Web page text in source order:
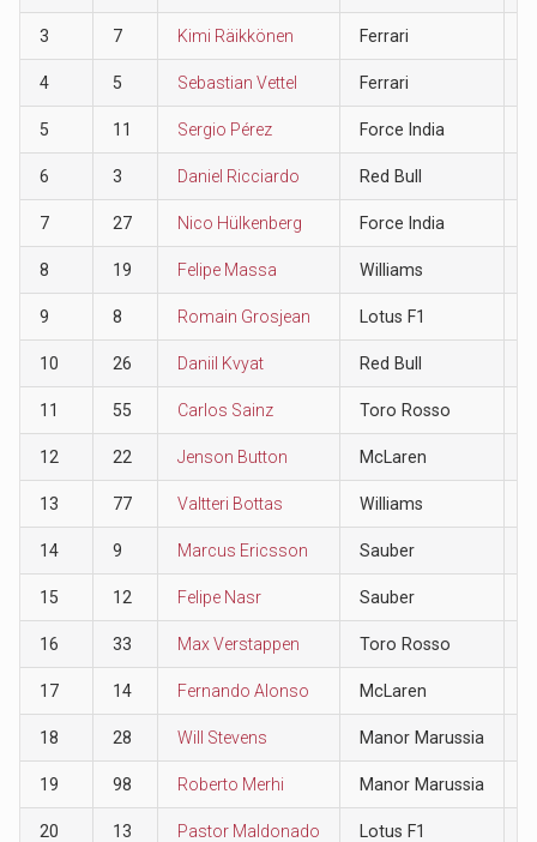
3 7 Kimi Räikkönen Ferrari
4 5 Sebastian Vettel Ferrari
5 11 Sergio Pérez Force India
6 3 Daniel Ricciardo Red Bull
7 27 Nico Hülkenberg Force India
8 19 Felipe Massa Williams
9 8 Romain Grosjean Lotus F1
10 26 Daniil Kvyat Red Bull
11 55 Carlos Sainz Toro Rosso
12 22 Jenson Button McLaren
13 77 Valtteri Bottas Williams
14 9 Marcus Ericsson Sauber
15 12 Felipe Nasr Sauber
16 33 Max Verstappen Toro Rosso
17 14 Fernando Alonso McLaren
18 28 Will Stevens Manor Marussia
19 98 Roberto Merhi Manor Marussia
20 13 Pastor Maldonado Lotus F1